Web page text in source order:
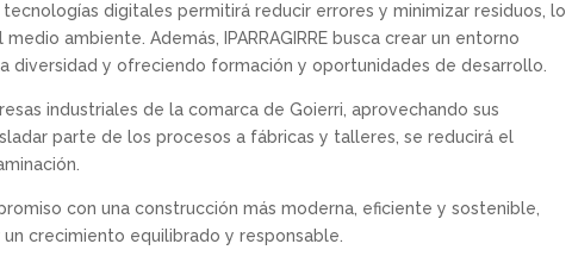
digitales permitirá reducir errores y minimizar residuos, lo
ambiente. Además, IPARRAGIRRE busca crear un entorno
diversidad y ofreciendo formación y oportunidades de desarrollo.
industriales de la comarca de Goierri, aprovechando sus
parte de los procesos a fábricas y talleres, se reducirá el
con una construcción más moderna, eficiente y sostenible,
crecimiento equilibrado y responsable.